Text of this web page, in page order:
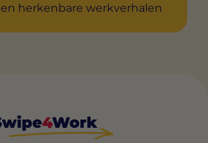
en herkenbare werkverhalen